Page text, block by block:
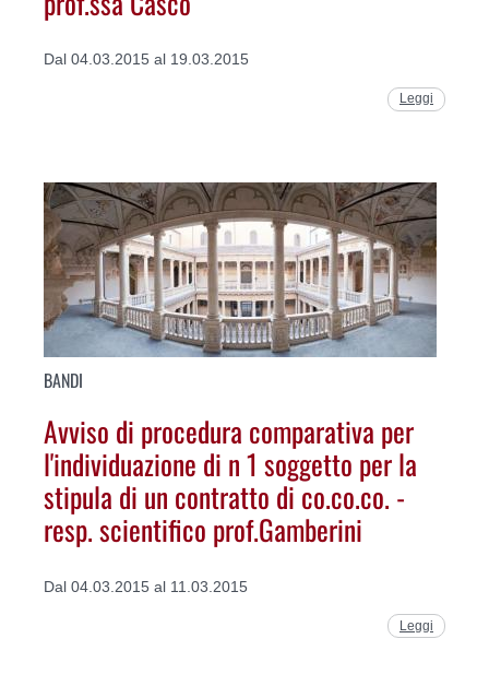
Dal 04.03.2015 al 19.03.2015
Leggi
BANDI
Avviso di procedura comparativa per
l'individuazione di n 1 soggetto per la
stipula di un contratto di co.co.co. -
resp. scientifico prof.Gamberini
Dal 04.03.2015 al 11.03.2015
Leggi